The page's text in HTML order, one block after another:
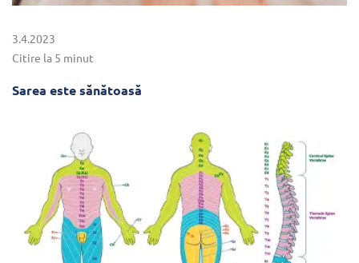
3.4.2023
Citire la 5 minut
Sarea este sănătoasă